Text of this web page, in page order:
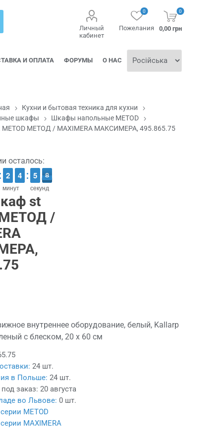
Личный
кабинет
Пожелания
0 0
0,00 грн
И ОПЛАТА ФОРУМЫ О НАС
Кухни и бытовая техника для кухни
шкафы
Шкафы напольные METOD
МЕТОД / MAXIMERA МАКСИМЕРА, 495.865.75
осталось:
минут
1
1
2
2 5
4
4
секунд
0
5
5 8
7
7
st
МЕТОД /
внутреннее оборудование, белый, Kallarp
с блеском, 20 x 60 см
24 шт.
в Польше: 24 шт.
заказ: 20 августа
во Львове: 0 шт.
METOD
MAXIMERA